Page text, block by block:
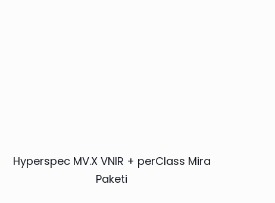
Hyperspec MV.X VNIR + perClass Mira
Paketi